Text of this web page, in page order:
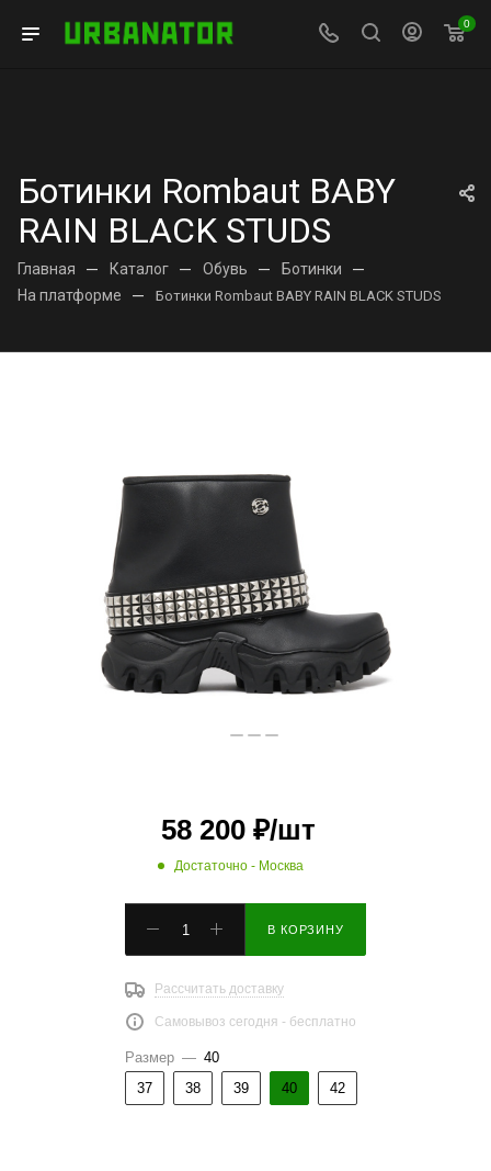
0
Ботинки Rombaut BABY
RAIN BLACK STUDS
Главная — Каталог — Обувь — Ботинки —
На платформе — Ботинки Rombaut BABY RAIN BLACK STUDS
58 200 ₽/шт
Достаточно - Москва
В КОРЗИНУ
Рассчитать доставку
Самовывоз сегодня - бесплатно
Размер — 40
37
38 39 40 42